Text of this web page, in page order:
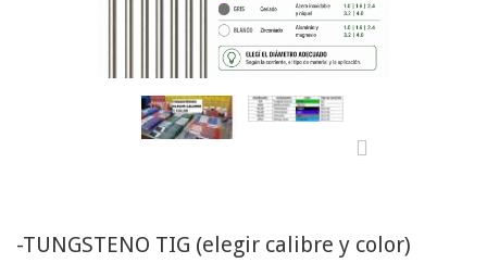
-TUNGSTENO TIG (elegir calibre y color)